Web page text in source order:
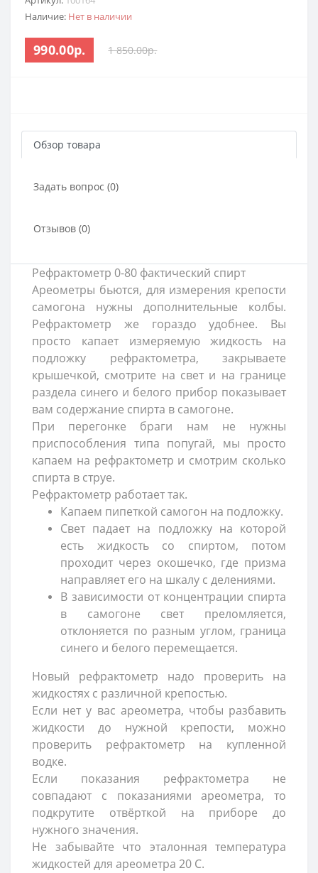
Наличие: Нет в наличии
990.00р. 1 850.00р.
Обзор товара
Задать вопрос (0)
Отзывов (0)
Рефрактометр 0-80 фактический спирт
Ареометры бьются, для измерения крепости
самогона нужны дополнительные колбы.
Рефрактометр же гораздо удобнее. Вы
просто капает измеряемую жидкость на
подложку рефрактометра, закрываете
крышечкой, смотрите на свет и на границе
раздела синего и белого прибор показывает
вам содержание спирта в самогоне.
При перегонке браги нам не нужны
приспособления типа попугай, мы просто
капаем на рефрактометр и смотрим сколько
спирта в струе.
Рефрактометр работает так.
Капаем пипеткой самогон на подложку.
Свет падает на подложку на которой
есть жидкость со спиртом, потом
проходит через окошечко, где призма
направляет его на шкалу с делениями.
В зависимости от концентрации спирта
в самогоне свет преломляется,
отклоняется по разным углом, граница
синего и белого перемещается.
Новый рефрактометр надо проверить на
жидкостях с различной крепостью.
Если нет у вас ареометра, чтобы разбавить
жидкости до нужной крепости, можно
проверить рефрактометр на купленной
водке.
Если показания рефрактометра не
совпадают с показаниями ареометра, то
подкрутите отвёрткой на приборе до
нужного значения.
Не забывайте что эталонная температура
жидкостей для ареометра 20 С.